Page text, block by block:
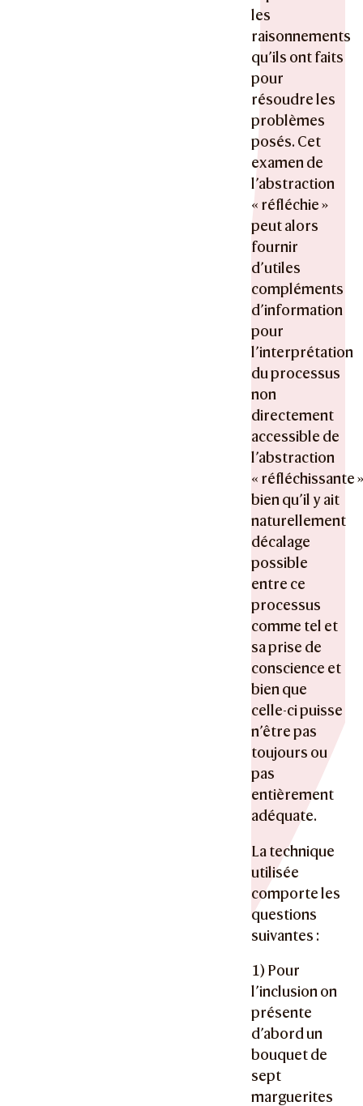
les
raisonnements
qu’ils ont faits
pour
résoudre les
problèmes
posés. Cet
examen de
l’abstraction
« réfléchie »
peut alors
fournir
d’utiles
compléments
d’information
pour
l’interprétation
du processus
non
directement
accessible de
l’abstraction
« réfléchissante
bien qu’il y ait
naturellement
décalage
possible
entre ce
processus
comme tel et
sa prise de
conscience et
bien que
celle-ci puisse
n’être pas
toujours ou
pas
entièrement
adéquate.
La technique
utilisée
comporte les
questions
suivantes :
1) Pour
l’inclusion on
présente
d’abord un
bouquet de
sept
marguerites